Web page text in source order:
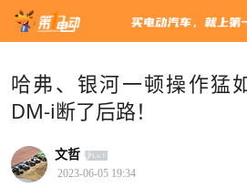
哈弗、银河一顿操作猛
DM-i断了后路！
文哲
2023-06-05 19:34